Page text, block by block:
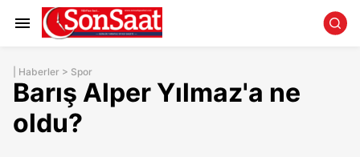
Haberler > Spor
Barış Alper Yılmaz'a ne
oldu?